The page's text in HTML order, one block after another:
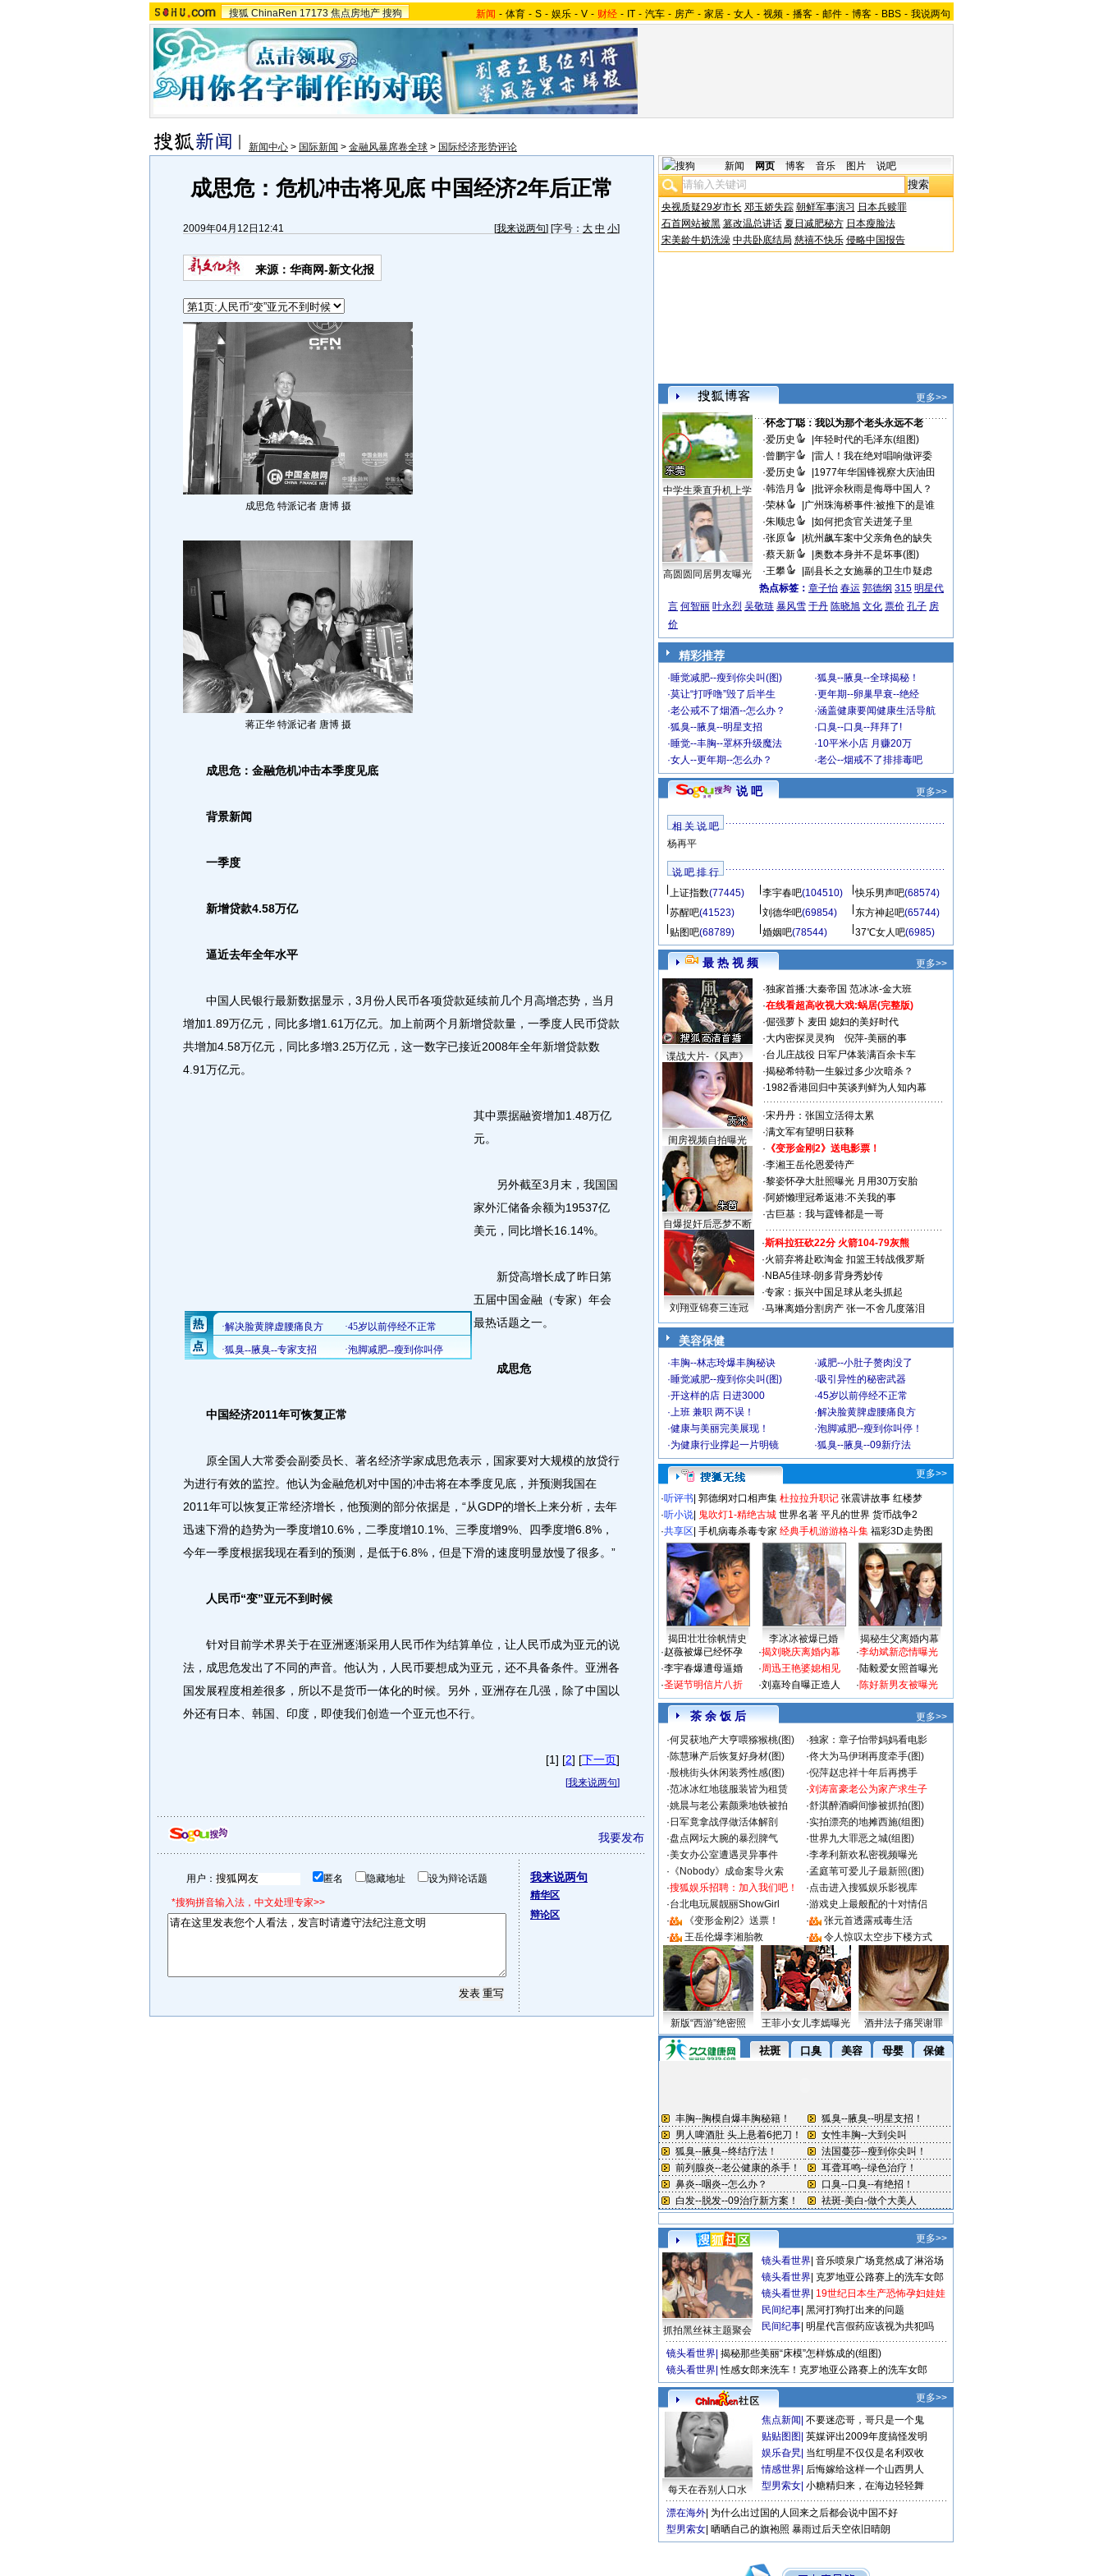
搜狐 ChinaRen 17173 焦点房地产 搜狗 新闻 - 体育 - S - 娱乐 - V - 财经 - IT - 汽车 - 房产 - 家居 - 女人 - 视频 - 播客 - 邮件 - 博客 - BBS - 我说两句
新闻中心 > 国际新闻 > 金融风暴席卷全球 > 国际经济形势评论
成思危：危机冲击将见底 中国经济2年后正常
2009年04月12日12:41 [我来说两句] [字号： 大 中 小]
来源：华商网-新文化报
成思危 特派记者 唐博 摄
蒋正华 特派记者 唐博 摄
成思危：金融危机冲击本季度见底
背景新闻
一季度
新增贷款4.58万亿
逼近去年全年水平
中国人民银行最新数据显示，3月份人民币各项贷款延续前几个月高增态势，当月
增加1.89万亿元，同比多增1.61万亿元。加上前两个月新增贷款量，一季度人民币贷款
共增加4.58万亿元，同比多增3.25万亿元，这一数字已接近2008年全年新增贷款数
4.91万亿元。
其中票据融资增加1.48万亿
元。
另外截至3月末，我国国
家外汇储备余额为19537亿
美元，同比增长16.14%。
新贷高增长成了昨日第
五届中国金融（专家）年会
最热话题之一。
成思危
中国经济2011年可恢复正常
原全国人大常委会副委员长、著名经济学家成思危表示，国家要对大规模的放贷行
为进行有效的监控。他认为金融危机对中国的冲击将在本季度见底，并预测我国在
2011年可以恢复正常经济增长，他预测的部分依据是，“从GDP的增长上来分析，去年
迅速下滑的趋势为一季度增10.6%，二季度增10.1%、三季度增9%、四季度增6.8%，
今年一季度根据我现在看到的预测，是低于6.8%，但是下滑的速度明显放慢了很多。”
人民币“变”亚元不到时候
针对目前学术界关于在亚洲逐渐采用人民币作为结算单位，让人民币成为亚元的说
法，成思危发出了不同的声音。他认为，人民币要想成为亚元，还不具备条件。亚洲各
国发展程度相差很多，所以不是货币一体化的时候。另外，亚洲存在几强，除了中国以
外还有日本、韩国、印度，即使我们创造一个亚元也不行。
[1] [2] [下一页]
[我来说两句]
我要发布
用户： 匿名 隐藏地址 设为辩论话题
*搜狗拼音输入法，中文处理专家>>
我来说两句
精华区
辩论区
新闻 网页 博客 音乐 图片 说吧
央视质疑29岁市长 邓玉娇失踪 朝鲜军事演习 日本兵赎罪
石首网站被黑 篡改温总讲话 夏日减肥秘方 日本瘦脸法
宋美龄牛奶洗澡 中共卧底结局 慈禧不快乐 侵略中国报告
更多>>
中学生乘直升机上学
高圆圆同居男友曝光
·怀念丁聪：我以为那个老头永远不老
·爱历史
年轻时代的毛泽东(组图)
·曾鹏宇
雷人！我在绝对唱响做评委
·爱历史
1977年华国锋视察大庆油田
·韩浩月
批评余秋雨是侮辱中国人？
·荣林
广州珠海桥事件:被推下的是谁
·朱顺忠
如何把贪官关进笼子里
·张原
杭州飙车案中父亲角色的缺失
·蔡天新
奥数本身并不是坏事(图)
·王攀
副县长之女施暴的卫生巾疑虑
热点标签： 章子怡 春运 郭德纲 315 明星代
言 何智丽 叶永烈 吴敬琏 暴风雪 于丹 陈晓旭 文化 票价 孔子 房
价
精彩推荐
·睡觉减肥--瘦到你尖叫(图) ·狐臭--腋臭--全球揭秘！
·莫让“打呼噜”毁了后半生 ·更年期--卵巢早衰--绝经
·老公戒不了烟酒--怎么办？ ·涵盖健康要闻健康生活导航
·狐臭--腋臭--明星支招 ·口臭--口臭--拜拜了!
·睡觉--丰胸--罩杯升级魔法 ·10平米小店 月赚20万
·女人--更年期--怎么办？ ·老公--烟戒不了排排毒吧
说 吧 更多>>
相 关 说 吧
杨再平
说 吧 排 行
上证指数(77445) 李宇春吧(104510) 快乐男声吧(68574)
苏醒吧(41523) 刘德华吧(69854) 东方神起吧(65744)
贴图吧(68789) 婚姻吧(78544) 37℃女人吧(6985)
最 热 视 频 更多>>
谍战大片-《风声》
闺房视频自拍曝光
自爆捉奸后恶梦不断
·独家首播:大秦帝国 范冰冰-金大班
·在线看超高收视大戏:蜗居(完整版)
·倔强萝卜 麦田 媳妇的美好时代
·大内密探灵灵狗
倪萍-美丽的事
·台儿庄战役 日军尸体装满百余卡车
·揭秘希特勒一生躲过多少次暗杀？
·1982香港回归中英谈判鲜为人知内幕
·宋丹丹：张国立活得太累
·满文军有望明日获释
· 《变形金刚2》送电影票！
·李湘王岳伦恩爱待产
·黎姿怀孕大肚照曝光 月用30万安胎
·阿娇懒理冠希返港:不关我的事
·古巨基：我与霆锋都是一哥
刘翔亚锦赛三连冠
·斯科拉狂砍22分 火箭104-79灰熊
·火箭弃将赴欧淘金 扣篮王转战俄罗斯
· NBA5佳球-朗多背身秀妙传
·专家：振兴中国足球从老头抓起
·马琳离婚分割房产 张一不舍几度落泪
美容保健
·丰胸--林志玲爆丰胸秘诀 ·减肥--小肚子赘肉没了
·睡觉减肥--瘦到你尖叫(图) ·吸引异性的秘密武器
·开这样的店 日进3000 ·45岁以前停经不正常
·上班 兼职 两不误！ ·解决脸黄脾虚腰痛良方
·健康与美丽完美展现！ ·泡脚减肥--瘦到你叫停！
·为健康行业撑起一片明镜 ·狐臭--腋臭--09新疗法
更多>>
·听评书 郭德纲对口相声集 杜拉拉升职记 张震讲故事 红楼梦
·听小说 鬼吹灯1-精绝古城 世界名著 平凡的世界 货币战争2
·共享区 手机病毒杀毒专家 经典手机游游格斗集 福彩3D走势图
揭田壮壮徐帆情史 李冰冰被爆已婚
揭秘生父离婚内幕
·赵薇被爆已经怀孕
·李宇春爆遭母逼婚
·圣诞节明信片八折
·揭刘晓庆离婚内幕
·周迅王艳婆媳相见
·刘嘉玲自曝正造人
·李幼斌新恋情曝光
·陆毅爱女照首曝光
·陈好新男友被曝光
茶 余 饭 后
更多>>
·何炅获地产大亨喂猕猴桃(图) ·独家：章子怡带妈妈看电影
·陈慧琳产后恢复好身材(图) ·佟大为马伊琍再度牵手(图)
·殷桃街头休闲装秀性感(图) ·倪萍赵忠祥十年后再携手
·范冰冰红地毯服装皆为租赁 ·刘涛富豪老公为家产求生子
·姚晨与老公素颜乘地铁被拍 ·舒淇醉酒瞬间惨被抓拍(图)
· 日军竟拿战俘做活体解剖 ·实拍漂亮的地摊西施(组图)
·盘点网坛大腕的暴烈脾气 ·世界九大罪恶之城(组图)
·美女办公室遭遇灵异事件 ·李孝利新欢私密视频曝光
· 《Nobody》成命案导火索 ·孟庭苇可爱儿子最新照(图)
·搜狐娱乐招聘：加入我们吧！ ·点击进入搜狐娱乐影视库
·台北电玩展靓丽ShowGirl ·游戏史上最般配的十对情侣
·
《变形金刚2》送票！ ·
张元首透露戒毒生活
·
王岳伦爆李湘胎教 · 令人惊叹太空步下楼方式
新版“西游”绝密照 王菲小女儿李嫣曝光 酒井法子痛哭谢罪
更多>>
抓拍黑丝袜主题聚会
镜头看世界 音乐喷泉广场竟然成了淋浴场
镜头看世界 克罗地亚公路赛上的洗车女郎
镜头看世界 19世纪日本生产恐怖孕妇娃娃
民间纪事 黑河打狗打出来的问题
民间纪事 明星代言假药应该视为共犯吗
镜头看世界 揭秘那些美丽“床模”怎样炼成的(组图)
镜头看世界 性感女郎来洗车！克罗地亚公路赛上的洗车女郎
更多>>
每天在吞别人口水
焦点新闻 不要迷恋哥，哥只是一个鬼
贴贴图图 英媒评出2009年度搞怪发明
娱乐旮旯 当红明星不仅仅是名利双收
情感世界 后悔嫁给这样一个山西男人
型男索女 小糖精归来，在海边轻轻舞
漂在海外 为什么出过国的人回来之后都会说中国不好
型男索女 晒晒自己的旗袍照 暴雨过后天空依旧晴朗